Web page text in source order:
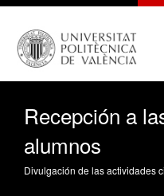
Recepción a
alumnos